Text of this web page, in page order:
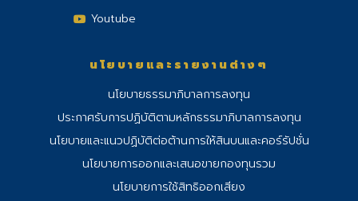
Youtube
นโยบายและรายงานต่างๆ
นโยบายธรรมาภิบาลการลงทุน
ประกาศรับการปฏิบัติตามหลักธรรมาภิบาลการลงทุน
นโยบายและแนวปฏิบัติต่อต้านการให้สินบนและคอร์รัปชั่น
นโยบายการออกและเสนอขายกองทุนรวม
นโยบายการใช้สิทธิออกเสียง